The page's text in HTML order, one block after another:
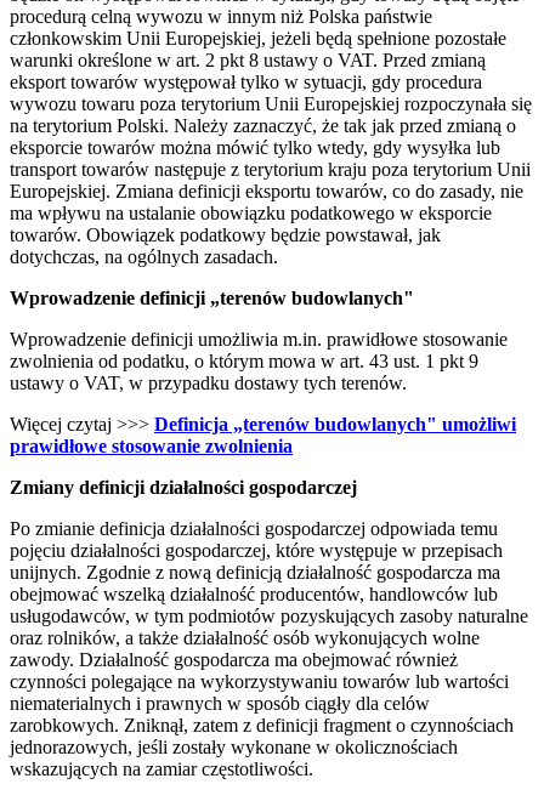
procedurą celną wywozu w innym niż Polska państwie
członkowskim Unii Europejskiej, jeżeli będą spełnione pozostałe
warunki określone w art. 2 pkt 8 ustawy o VAT. Przed zmianą
eksport towarów występował tylko w sytuacji, gdy procedura
wywozu towaru poza terytorium Unii Europejskiej rozpoczynała się
na terytorium Polski. Należy zaznaczyć, że tak jak przed zmianą o
eksporcie towarów można mówić tylko wtedy, gdy wysyłka lub
transport towarów następuje z terytorium kraju poza terytorium Unii
Europejskiej. Zmiana definicji eksportu towarów, co do zasady, nie
ma wpływu na ustalanie obowiązku podatkowego w eksporcie
towarów. Obowiązek podatkowy będzie powstawał, jak
dotychczas, na ogólnych zasadach.
Wprowadzenie definicji „terenów budowlanych"
Wprowadzenie definicji umożliwia m.in. prawidłowe stosowanie
zwolnienia od podatku, o którym mowa w art. 43 ust. 1 pkt 9
ustawy o VAT, w przypadku dostawy tych terenów.
Więcej czytaj >>> Definicja „terenów budowlanych" umożliwi
prawidłowe stosowanie zwolnienia
Zmiany definicji działalności gospodarczej
Po zmianie definicja działalności gospodarczej odpowiada temu
pojęciu działalności gospodarczej, które występuje w przepisach
unijnych. Zgodnie z nową definicją działalność gospodarcza ma
obejmować wszelką działalność producentów, handlowców lub
usługodawców, w tym podmiotów pozyskujących zasoby naturalne
oraz rolników, a także działalność osób wykonujących wolne
zawody. Działalność gospodarcza ma obejmować również
czynności polegające na wykorzystywaniu towarów lub wartości
niematerialnych i prawnych w sposób ciągły dla celów
zarobkowych. Zniknął, zatem z definicji fragment o czynnościach
jednorazowych, jeśli zostały wykonane w okolicznościach
wskazujących na zamiar częstotliwości.